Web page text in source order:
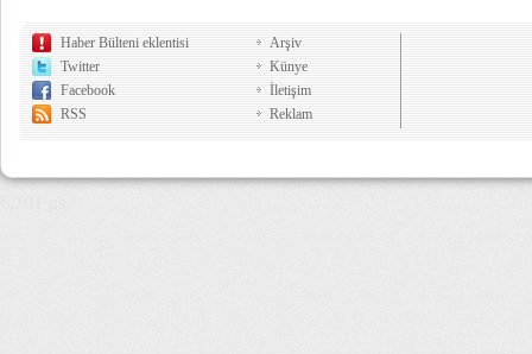
Haber Bülteni eklentisi
Twitter
Facebook
RSS
Arşiv
Künye
İletişim
Reklam